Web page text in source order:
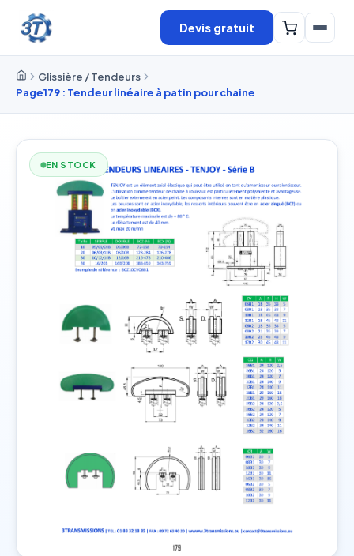
Devis gratuit
Glissière / Tendeurs
Page179 : Tendeur linéaire à patin pour chaine
EN STOCK